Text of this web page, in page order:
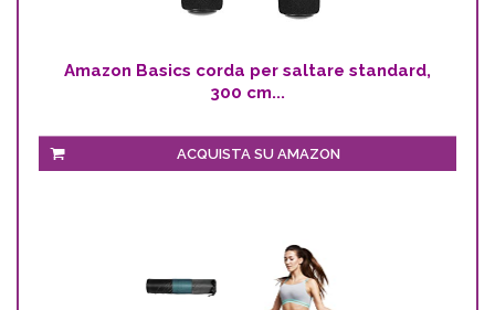
Amazon Basics corda per saltare standard,
300 cm...
ACQUISTA SU AMAZON